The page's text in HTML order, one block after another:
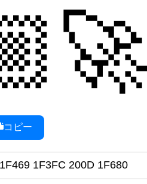
コピー
1F469 1F3FC 200D 1F680